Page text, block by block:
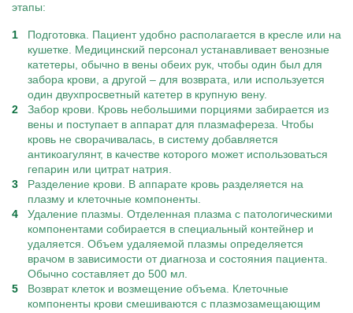
этапы:
Подготовка. Пациент удобно располагается в кресле или на
кушетке. Медицинский персонал устанавливает венозные
катетеры, обычно в вены обеих рук, чтобы один был для
забора крови, а другой – для возврата, или используется
один двухпросветный катетер в крупную вену.
Забор крови. Кровь небольшими порциями забирается из
вены и поступает в аппарат для плазмафереза. Чтобы
кровь не сворачивалась, в систему добавляется
антикоагулянт, в качестве которого может использоваться
гепарин или цитрат натрия.
Разделение крови. В аппарате кровь разделяется на
плазму и клеточные компоненты.
Удаление плазмы. Отделенная плазма с патологическими
компонентами собирается в специальный контейнер и
удаляется. Объем удаляемой плазмы определяется
врачом в зависимости от диагноза и состояния пациента.
Обычно составляет до 500 мл.
Возврат клеток и возмещение объема. Клеточные
компоненты крови смешиваются с плазмозамещающим